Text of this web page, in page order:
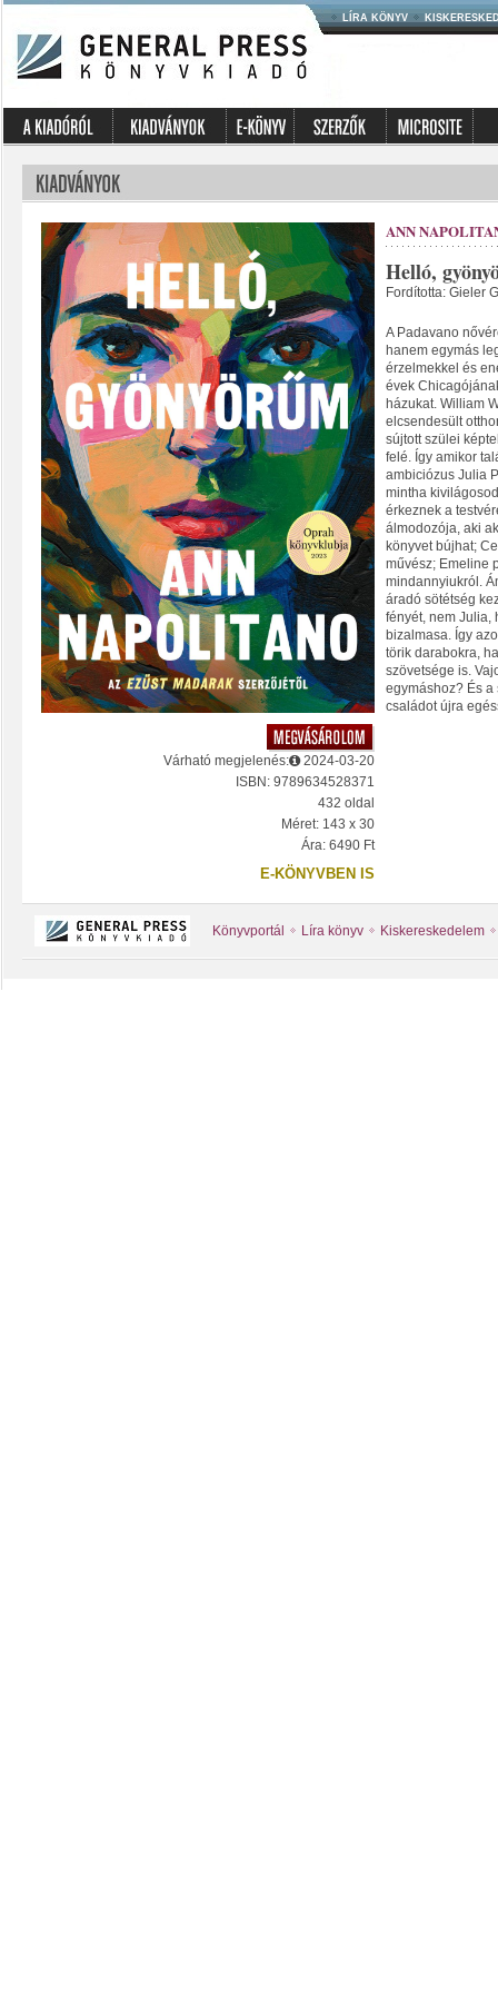
LÍRA KÖNYV
Várható megjelenés:
2024-03-20
ISBN: 9789634528371
432 oldal
Méret: 143 x 30
Ára: 6490 Ft
E-KÖNYVBEN IS
ANN
Helló,
Fordította: Gieler
A Padavano
hanem egymás
érzelmekkel és
évek
házukat. William
elcsendesült
sújtott szülei
felé. Így amikor
ambiciózus Julia
mintha
érkeznek a
álmodozója, aki
könyvet bújhat;
művész; Emeline
mindannyiukról.
áradó sötétség
fényét, nem Julia,
bizalmasa. Így
törik darabokra,
szövetsége is.
egymáshoz? És a
családot újra
Könyvportál Líra könyv Kiskereskedelem